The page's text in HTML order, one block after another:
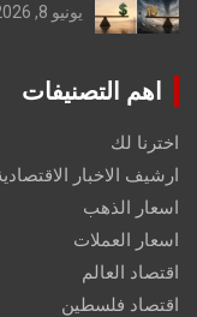
يونيو 8, 2026
اهم التصنيفات
اخترنا لك
ارشيف الاخبار
اسعار الذهب
اسعار العملات
اقتصاد العالم
اقتصاد فلسطين